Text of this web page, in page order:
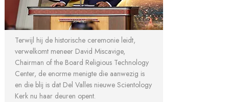
Terwijl hij de historische ceremonie leidt,
verwelkomt meneer David Miscavige,
Chairman of the Board Religious Technology
Center, de enorme menigte die aanwezig is
en die blij is dat Del Valles nieuwe Scientology
Kerk nu haar deuren opent.